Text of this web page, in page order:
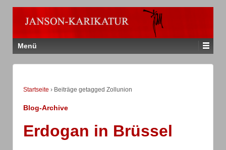
Menü
Startseite › Beiträge getagged Zollunion
Blog-Archive
Erdogan in Brüssel